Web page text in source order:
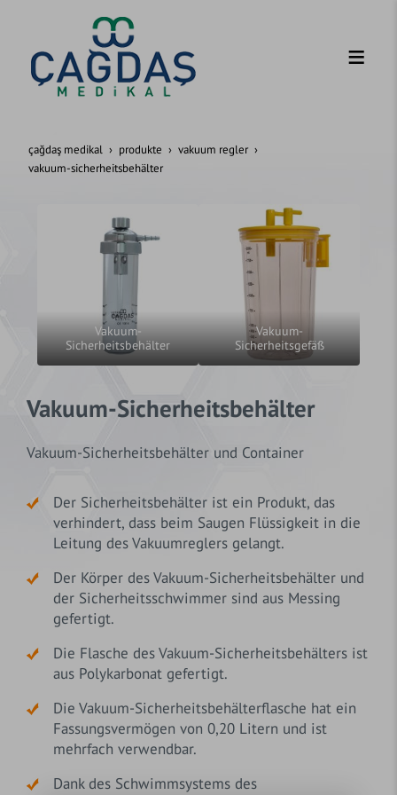
çağdaş medikal produkte
vakuum regler
vakuum-sicherheitsbehälter
Vakuum-
Sicherheitsbehälter
Vakuum-
Sicherheitsgefäß
Vakuum-Sicherheitsbehälter
Vakuum-Sicherheitsbehälter und Container
Der Sicherheitsbehälter ist ein Produkt, das
verhindert, dass beim Saugen Flüssigkeit in die
Leitung des Vakuumreglers gelangt.
Der Körper des Vakuum-Sicherheitsbehälter und
der Sicherheitsschwimmer sind aus Messing
gefertigt.
Die Flasche des Vakuum-Sicherheitsbehälters ist
aus Polykarbonat gefertigt.
Die Vakuum-Sicherheitsbehälterflasche hat ein
Fassungsvermögen von 0,20 Litern und ist
mehrfach verwendbar.
Dank des Schwimmsystems des